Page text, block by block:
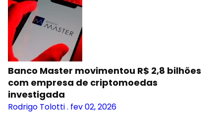
Banco Master movimentou R$ 2,8 bilhões
com empresa de criptomoedas
investigada
Rodrigo Tolotti. fev 02, 2026